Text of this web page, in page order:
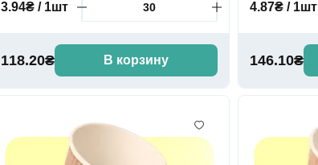
3.94₴ / 1шт
118.20₴ В корзину
4.87₴ / 1шт
146.10₴